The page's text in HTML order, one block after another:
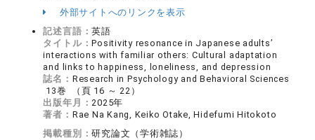
外部サイトへのリンクを表示
記述言語：英語
タイトル：Positivity resonance in Japanese adults’
interactions with familiar others: Cultural adaptation
and links to happiness, loneliness, and depression
誌名： Research in Psychology and Behavioral Sciences
13巻 （頁 16 ～ 22）
出版年月：2025年
著者： Rae Na Kang, Keiko Otake, Hidefumi Hitokoto
掲載種別：研究論文（学術雑誌）